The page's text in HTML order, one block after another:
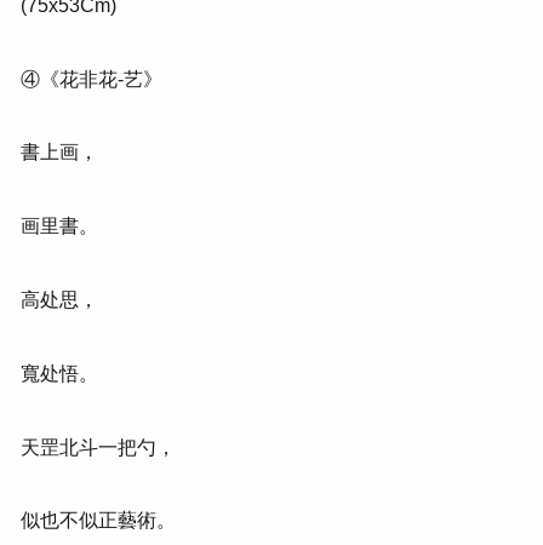
(75x53Cm)
④《花非花-艺》
書上画，
画里書。
高处思，
寬处悟。
天罡北斗一把勺，
似也不似正藝術。